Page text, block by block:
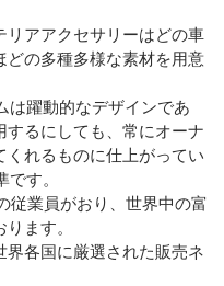
リアアクセサリーはどの車
どの多種多様な素材を用意
は躍動的なデザインであ
るにしても、常にオーナ
れるものに仕上がってい
す。
従業員がおり、世界中の富
ます。
界各国に厳選された販売ネ